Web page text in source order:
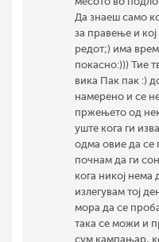
Да знаеш само
за правење и
редот;) има
покасно:))) Тие
вика Пак пак :)
намерено и се
пржењето од
уште кога ги
одма овие да се
почнам да ги
кога никој нема
излегувам тој
мора да се
така се можи и
сум кампањар,